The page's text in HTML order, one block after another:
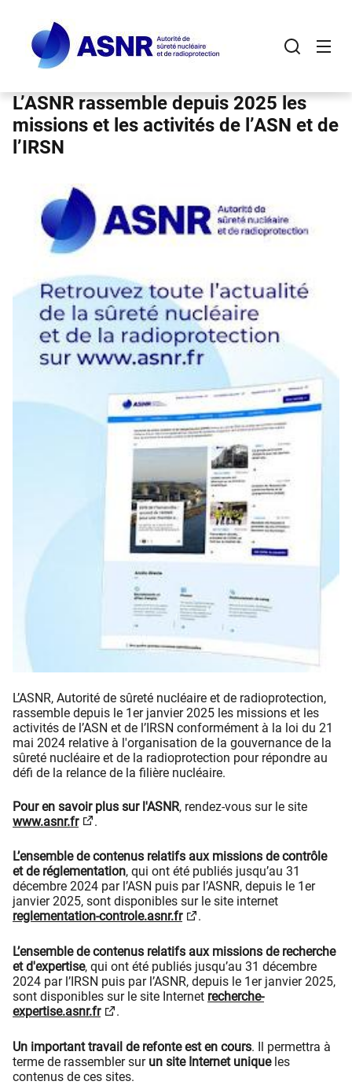
contenu
principal
L’ASNR rassemble depuis 2025 les
missions et les activités de l’ASN et de
l’IRSN
L’ASNR, Autorité de sûreté nucléaire et de radioprotection,
rassemble depuis le 1er janvier 2025 les missions et les
activités de l’ASN et de l’IRSN conformément à la loi du 21
mai 2024 relative à l'organisation de la gouvernance de la
sûreté nucléaire et de la radioprotection pour répondre au
défi de la relance de la filière nucléaire.
Pour en savoir plus sur l'ASNR, rendez-vous sur le site
www.asnr.fr
.
L’ensemble de contenus relatifs aux missions de contrôle
et de réglementation, qui ont été publiés jusqu’au 31
décembre 2024 par l’ASN puis par l’ASNR, depuis le 1er
janvier 2025, sont disponibles sur le site internet
reglementation-controle.asnr.fr
.
L’ensemble de contenus relatifs aux missions de recherche
et d'expertise, qui ont été publiés jusqu’au 31 décembre
2024 par l’IRSN puis par l’ASNR, depuis le 1er janvier 2025,
sont disponibles sur le site Internet recherche-
expertise.asnr.fr
.
Un important travail de refonte est en cours. Il permettra à
terme de rassembler sur un site Internet uniqueles
contenus de ces sites.